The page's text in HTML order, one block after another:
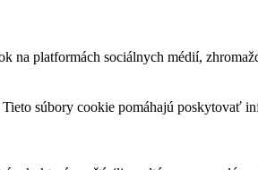
platformách sociálnych médií,
súbory cookie pomáhajú poskytovať